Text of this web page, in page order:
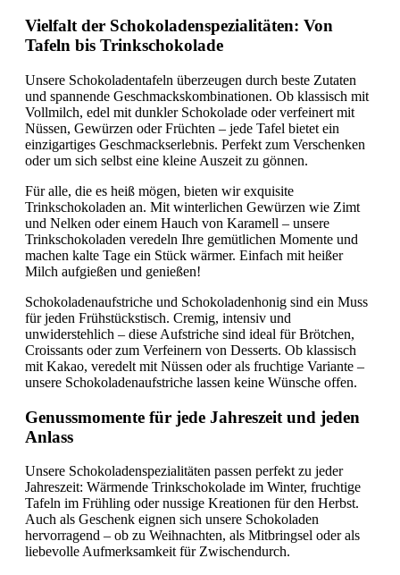
Vielfalt der Schokoladenspezialitäten: Von
Tafeln bis Trinkschokolade
Unsere Schokoladentafeln überzeugen durch beste Zutaten
und spannende Geschmackskombinationen. Ob klassisch mit
Vollmilch, edel mit dunkler Schokolade oder verfeinert mit
Nüssen, Gewürzen oder Früchten – jede Tafel bietet ein
einzigartiges Geschmackserlebnis. Perfekt zum Verschenken
oder um sich selbst eine kleine Auszeit zu gönnen.
Für alle, die es heiß mögen, bieten wir exquisite
Trinkschokoladen an. Mit winterlichen Gewürzen wie Zimt
und Nelken oder einem Hauch von Karamell – unsere
Trinkschokoladen veredeln Ihre gemütlichen Momente und
machen kalte Tage ein Stück wärmer. Einfach mit heißer
Milch aufgießen und genießen!
Schokoladenaufstriche und Schokoladenhonig sind ein Muss
für jeden Frühstückstisch. Cremig, intensiv und
unwiderstehlich – diese Aufstriche sind ideal für Brötchen,
Croissants oder zum Verfeinern von Desserts. Ob klassisch
mit Kakao, veredelt mit Nüssen oder als fruchtige Variante –
unsere Schokoladenaufstriche lassen keine Wünsche offen.
Genussmomente für jede Jahreszeit und jeden
Anlass
Unsere Schokoladenspezialitäten passen perfekt zu jeder
Jahreszeit: Wärmende Trinkschokolade im Winter, fruchtige
Tafeln im Frühling oder nussige Kreationen für den Herbst.
Auch als Geschenk eignen sich unsere Schokoladen
hervorragend – ob zu Weihnachten, als Mitbringsel oder als
liebevolle Aufmerksamkeit für Zwischendurch.